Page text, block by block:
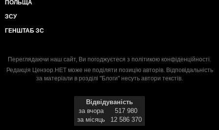
ПОЛЬЩА
ЗСУ
ГЕНШТАБ ЗС
Переглядаючи наш сайт, Ви погоджуєтеся з політикою конфіденційності.
Редакція Цензор.НЕТ може не поділяти позицію авторів. Відповідальність
за матеріали в розділі "Блоги" несуть автори текстів.
Відвідуваність
за вчора
517 980
за місяць
12 586 370